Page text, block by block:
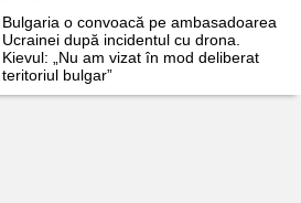
Bulgaria o convoacă pe ambasadoarea
Ucrainei după incidentul cu drona.
Kievul: „Nu am vizat în mod deliberat
teritoriul bulgar”